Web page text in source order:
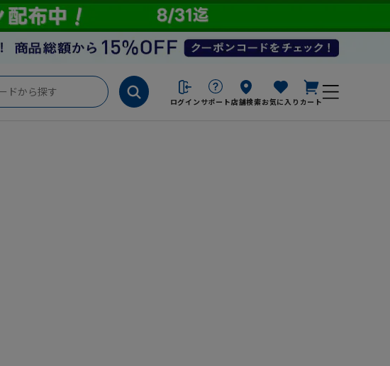
ログイン サポート店舗検索お気に入り カート